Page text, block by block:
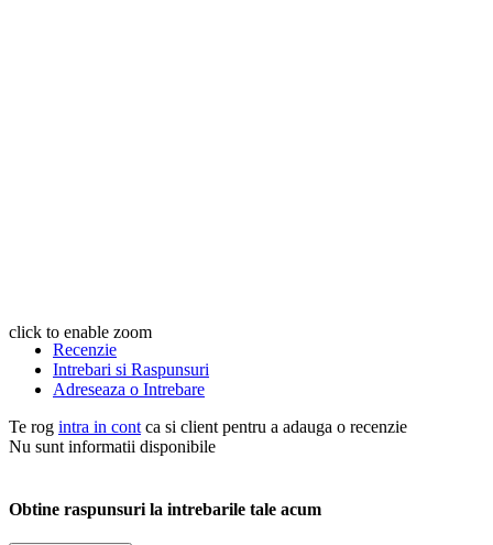
click to enable zoom
Recenzie
Intrebari si Raspunsuri
Adreseaza o Intrebare
Te rog intra in cont ca si client pentru a adauga o recenzie
Nu sunt informatii disponibile
Obtine raspunsuri la intrebarile tale acum